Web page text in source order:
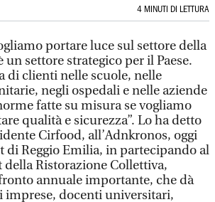
4 MINUTI DI LETTURA
portare luce sul settore della
un settore strategico per il Paese.
di clienti nelle scuole, nelle
negli ospedali e nelle aziende
fatte su misura se vogliamo
qualità e sicurezza”. Lo ha detto
Cirfood, all’Adnkronos, oggi
di Reggio Emilia, in partecipando al
della Ristorazione Collettiva,
annuale importante, che dà
imprese, docenti universitari,